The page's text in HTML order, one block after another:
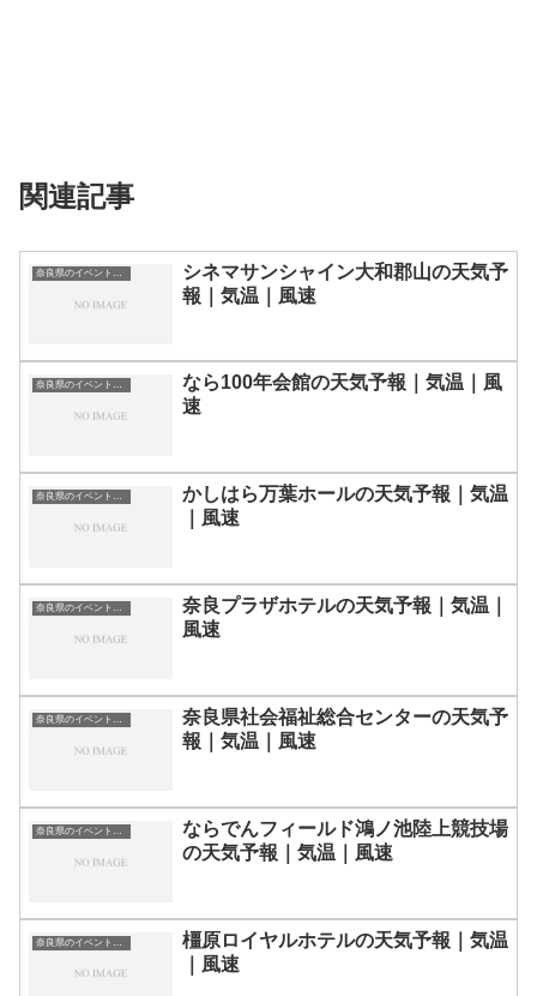
関連記事
奈良県のイベント会場一覧
シネマサンシャイン大和郡山の天気予
報｜気温｜風速
奈良県のイベント会場一覧
なら100年会館の天気予報｜気温｜風
速
奈良県のイベント会場一覧
かしはら万葉ホールの天気予報｜気温
｜風速
奈良県のイベント会場一覧
奈良プラザホテルの天気予報｜気温｜
風速
奈良県のイベント会場一覧
奈良県社会福祉総合センターの天気予
報｜気温｜風速
奈良県のイベント会場一覧
ならでんフィールド鴻ノ池陸上競技場
の天気予報｜気温｜風速
奈良県のイベント会場一覧
橿原ロイヤルホテルの天気予報｜気温
｜風速